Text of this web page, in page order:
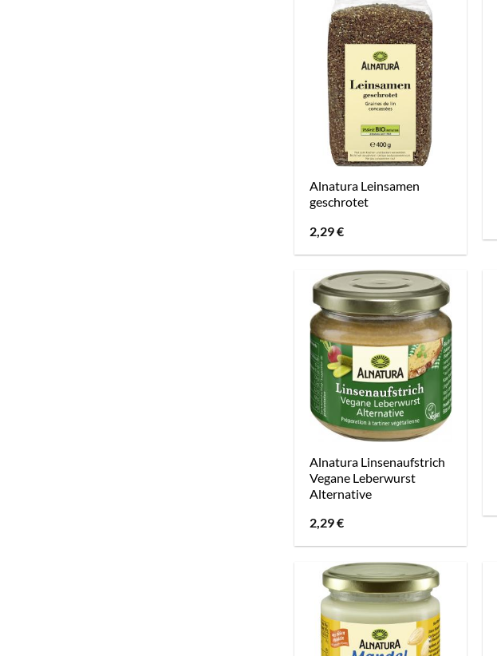
Alnatura Leinsamen
geschrotet
2,29€
Alnatura Linsenaufstrich
Vegane Leberwurst
Alternative
2,29€